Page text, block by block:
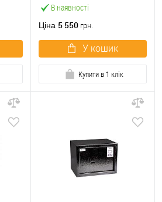
В наявності
Ціна 5 550 грн.
У кошик
Купити в 1 клік